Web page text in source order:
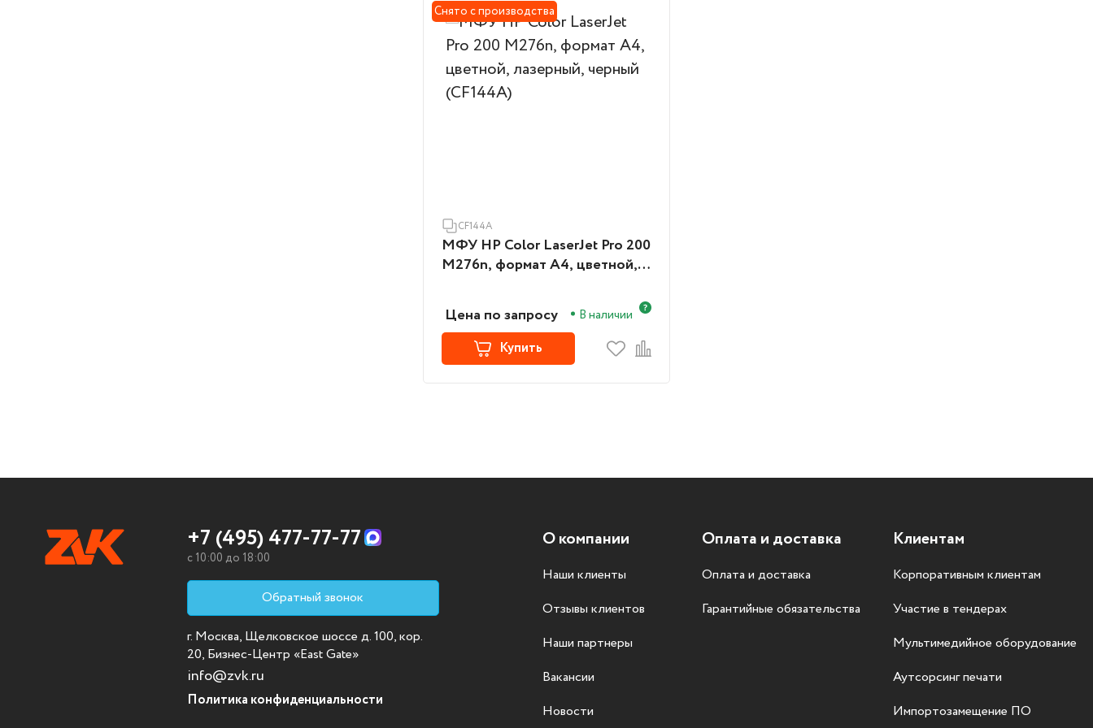
Снято с производства
CF144A
МФУ HP Color LaserJet Pro 200
M276n, формат А4, цветной,
Цена по запросу
В наличии
Купить
+7 (495) 477-77-77
c 10:00 до 18:00
Обратный звонок
г. Москва, Щелковское шоссе д. 100, кор.
20, Бизнес-Центр «East Gate»
info@zvk.ru
Политика конфиденциальности
О компании
Наши клиенты
Отзывы клиентов
Наши партнеры
Вакансии
Новости
Оплата и доставка
Оплата и доставка
Гарантийные обязательства
Клиентам
Корпоративным клиентам
Участие в тендерах
Мультимедийное оборудование
Аутсорсинг печати
Импортозамещение ПО